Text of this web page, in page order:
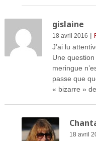
gislaine
18 avril 2016 |
J’ai lu
Une
meringue
passe que
« bizarre »
18 avril